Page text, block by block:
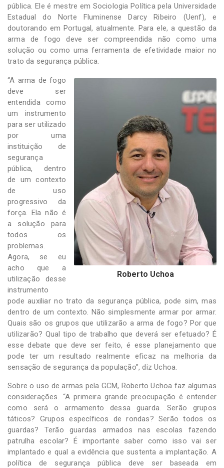
pública. Ele é mestre em Sociologia Política pela Universidade
Estadual do Norte Fluminense Darcy Ribeiro (Uenf), e
doutorando em Portugal, atualmente. Para ele, a questão da
arma de fogo deve ser compreendida não como uma
solução ou como uma ferramenta de efetividade maior no
trato da segurança pública.
Roberto Uchoa
“A arma de fogo
deve ser
entendida como
um instrumento
para ser utilizado
por uma
instituição de
segurança
pública, dentro
de um contexto
de uso
progressivo da
força. Ela não é
a solução para
todos os
problemas.
Agora, se eu
acho que a
utilização desse
instrumento
pode auxiliar no trato da segurança pública, pode sim, mas
dentro de um contexto. Não simplesmente armar por armar.
Quais são os grupos que utilizarão a arma de fogo? Por que
utilizarão? Qual tipo de trabalho que deverá ser efetuado? É
esse debate que deve ser feito, é esse planejamento que
pode ter um resultado realmente eficaz na melhoria da
sensação de segurança da população”, diz Uchoa.
Sobre o uso de armas pela GCM, Roberto Uchoa faz algumas
considerações. “A primeira grande preocupação é entender
como será o armamento dessa guarda. Serão grupos
táticos? Grupos específicos de rondas? Serão todos os
guardas? Terão guardas armados nas escolas fazendo
patrulha escolar? É importante saber como isso vai ser
implantado e qual a evidência que sustenta a implantação. A
política de segurança pública deve ser baseada em